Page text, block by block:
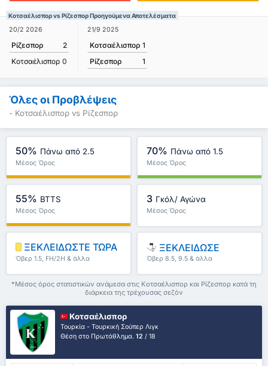
Κοτσαέλισπορ vs Ρίζεσπορ Προηγούμενα Αποτελέσματα
20/2 2026
Ρίζεσπορ
2
Κοτσαέλισπορ 0
21/9 2025
Κοτσαέλισπορ 1
Ρίζεσπορ
1
Όλες οι Προβλέψεις
- Κοτσαέλισπορ vs Ρίζεσπορ
50% Πάνω από 2.5
Μέσος Όρος
70% Πάνω από 1.5
Μέσος Όρος
55% BTTS
Μέσος Όρος
3 Γκόλ/ Αγώνα
Μέσος Όρος
ΞΕΚΛΕΙΔΩΣΤΕ ΤΩΡΑ
Όβερ 1.5, FH/2H & άλλα
ΞΕΚΛΕΙΔΩΣΕ
Όβερ 8.5, 9.5 & άλλα
*Μέσος όρος στατιστικών ανάμεσα στις Κοτσαέλισπορ και Ρίζεσπορ κατά τη
διάρκεια της τρέχουσας σεζόν
Κοτσαέλισπορ
Τουρκία - Τουρκική Σούπερ Λιγκ
Θέση στο Πρωτάθλημα.12 / 18